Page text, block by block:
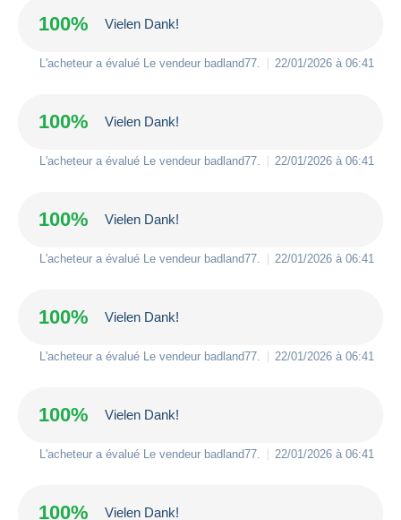
100% Vielen Dank!
L'acheteur a évalué Le vendeur badland77 22/01/2026 à 06:41
100% Vielen Dank!
L'acheteur a évalué Le vendeur badland77 22/01/2026 à 06:41
100% Vielen Dank!
L'acheteur a évalué Le vendeur badland77 22/01/2026 à 06:41
100% Vielen Dank!
L'acheteur a évalué Le vendeur badland77 22/01/2026 à 06:41
100% Vielen Dank!
L'acheteur a évalué Le vendeur badland77 22/01/2026 à 06:41
100% Vielen Dank!